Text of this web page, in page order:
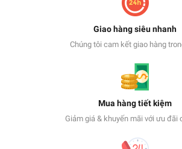
Giao hàng siêu nhanh
Chúng tôi cam kết giao hàng
Mua hàng tiết kiệm
Giảm giá & khuyến mãi với ưu đãi